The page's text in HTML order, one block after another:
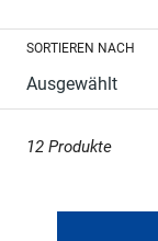
u
n
g
SORTIEREN NACH
12 Produkte